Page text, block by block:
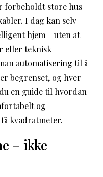
forbeholdt store hus
I dag kan selv
hjem – uten at
eller teknisk
automatisering til å
begrenset, og hver
en guide til hvordan
og
kvadratmeter.
– ikke